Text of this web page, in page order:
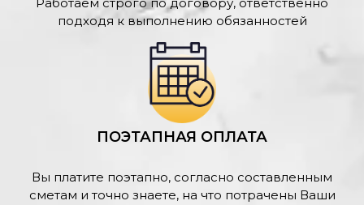
подходя к выполнению обязанностей
ПОЭТАПНАЯ ОПЛАТА
Вы платите поэтапно, согласно составленным
сметам и точно знаете, на что потрачены Ваши